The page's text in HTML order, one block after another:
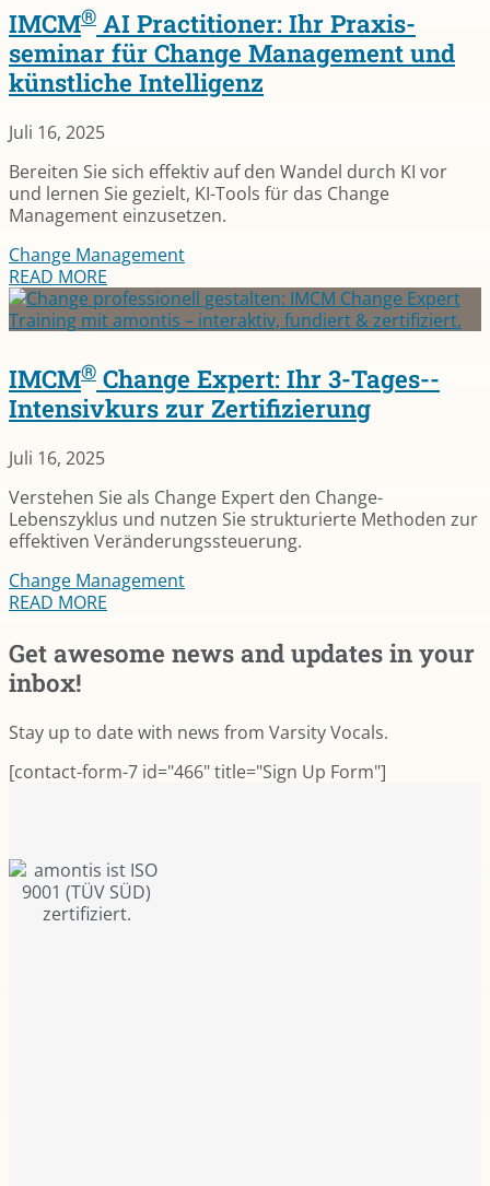
IMCM® AI Practitioner: Ihr Praxis­
seminar für Change Management und
künstliche Intelligenz
Juli 16, 2025
Bereiten Sie sich effektiv auf den Wandel durch KI vor
und lernen Sie gezielt, KI-Tools für das Change
Management einzusetzen.
Change Management
READ MORE
IMCM® Change Expert: Ihr 3-Tages-­
Intensivkurs zur Zertifizierung
Juli 16, 2025
Verstehen Sie als Change Expert den Change-
Lebenszyklus und nutzen Sie strukturierte Methoden zur
effektiven Veränderungssteuerung.
Change Management
READ MORE
Get awesome news and updates in your
inbox!
Stay up to date with news from Varsity Vocals.
[contact-form-7 id="466" title="Sign Up Form"]